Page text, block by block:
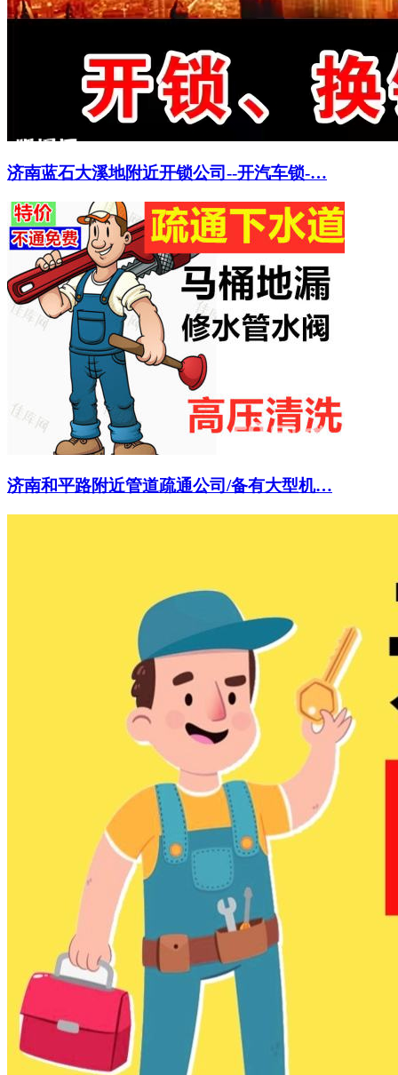
济南蓝石大溪地附近开锁公司--开汽车锁-…
济南和平路附近管道疏通公司/备有大型机…